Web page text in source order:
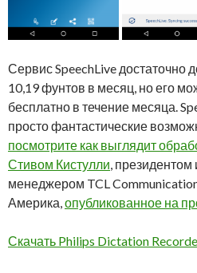
Сервис SpeechLive достаточно
10,19 фунтов в месяц, но его
бесплатно в течение месяца.
просто фантастические
посмотрите как выглядит
Стивом Кистулли,
менеджером TCL
Америка,опубликованное на
Скачать Philips Dictation